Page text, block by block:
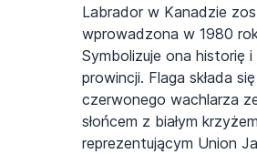
Labrador w Kanadzie
wprowadzona w 1980
Symbolizuje ona historię i
prowincji. Flaga składa
czerwonego wachlarza
słońcem z białym krzyżem
reprezentującym Union